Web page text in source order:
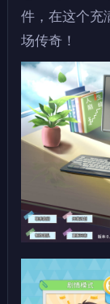
件，在这个充
场传奇！